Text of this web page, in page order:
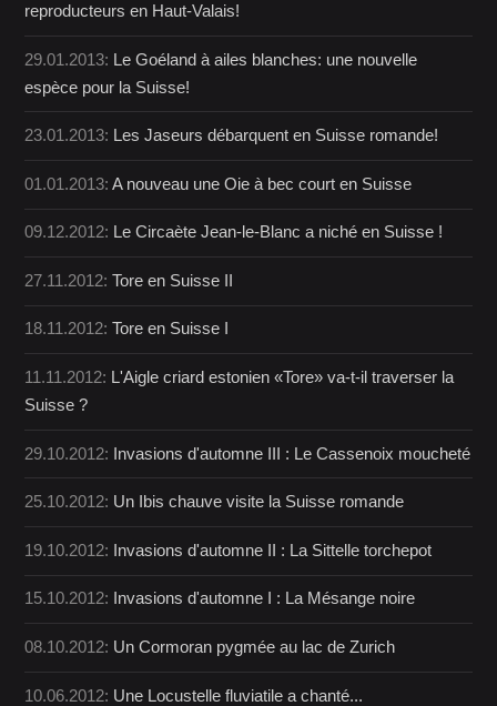
reproducteurs en Haut-Valais!
29.01.2013: Le Goéland à ailes blanches: une nouvelle
espèce pour la Suisse!
23.01.2013: Les Jaseurs débarquent en Suisse romande!
01.01.2013:A nouveau une Oie à bec court en Suisse
09.12.2012: Le Circaète Jean-le-Blanc a niché en Suisse !
27.11.2012:Tore en Suisse II
18.11.2012:Tore en Suisse I
11.11.2012: L'Aigle criard estonien «Tore» va-t-il traverser la
Suisse ?
29.10.2012: Invasions d'automne III : Le Cassenoix moucheté
25.10.2012: Un Ibis chauve visite la Suisse romande
19.10.2012: Invasions d'automne II : La Sittelle torchepot
15.10.2012: Invasions d'automne I : La Mésange noire
08.10.2012: Un Cormoran pygmée au lac de Zurich
10.06.2012: Une Locustelle fluviatile a chanté...